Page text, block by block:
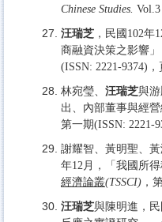
Chinese Studies. Vol.3
汪瑞芝 ，民國102
商融資決策之影響」
(ISSN: 2221-9374)，
林宛瑩、 汪瑞芝與
出、內部董事與經營
第一期(ISSN: 2221-
謝耀智、黃明聖、黃
年12月，「我國所
經濟論叢(TSSCI) ，
汪瑞芝與陳明進，